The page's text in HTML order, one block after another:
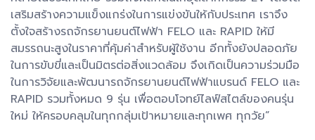
เสริมสร้างความแข็งแกร่งในการแข่งขันให้กับประเทศ เราจึง
ตั้งใจสร้างรถจักรยานยนต์ไฟฟ้า FELO และ RAPID ให้มี
สมรรถนะสูงในราคาที่คุ้มค่าสำหรับผู้ใช้งาน อีกทั้งยังปลอดภัย
ในการขับขี่และเป็นมิตรต่อสิ่งแวดล้อม จึงเกิดเป็นความร่วมมือ
ในการวิจัยและพัฒนารถจักรยานยนต์ไฟฟ้าแบรนด์ FELO และ
RAPID รวมทั้งหมด 9 รุ่น เพื่อตอบโจทย์ไลฟ์สไตล์ของคนรุ่น
ใหม่ ให้ครอบคลุมในทุกกลุ่มเป้าหมายและทุกเพศ ทุกวัย”